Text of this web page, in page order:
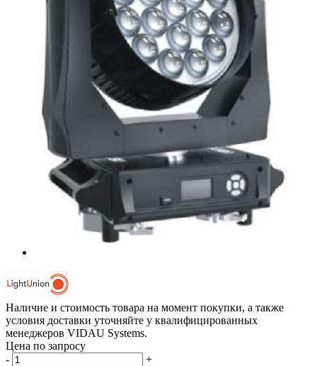
Наличие и стоимость товара на момент покупки, а также
условия доставки уточняйте у квалифицированных
менеджеров VIDAU Systems.
Цена по запросу
-
+